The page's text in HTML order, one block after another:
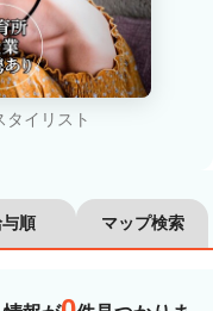
容師アシスタント
ント・レセプション
エステティシャン
販売スタッフ・その他
イリスト
順 マップ検索